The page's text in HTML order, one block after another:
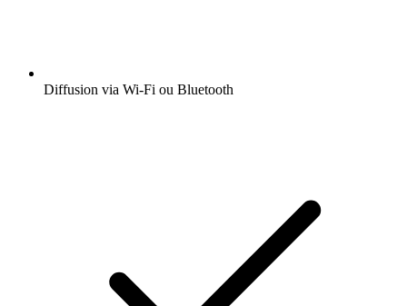
Diffusion via Wi-Fi ou Bluetooth